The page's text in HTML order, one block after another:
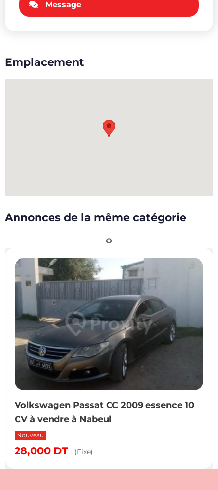
Message
Emplacement
Annonces de la même catégorie
Volkswagen Passat CC 2009 essence 10
CV à vendre à Nabeul
Nouveau
28,000 DT (Fixe)